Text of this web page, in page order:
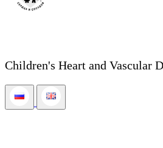
Children's Heart and Vascular